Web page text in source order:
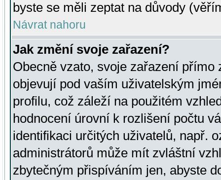
byste se měli zeptat na důvody
Návrat nahoru
Jak změní svoje zařazení?
Obecně vzato, svoje zařazení přímo
objevují pod vaším uživatelským
profilu, což záleží na použitém
hodnocení úrovní k rozlišení počtu
identifikaci určitých uživatelů, např.
administrátorů může mít zvláštní
zbytečným přispíváním jen, abyste